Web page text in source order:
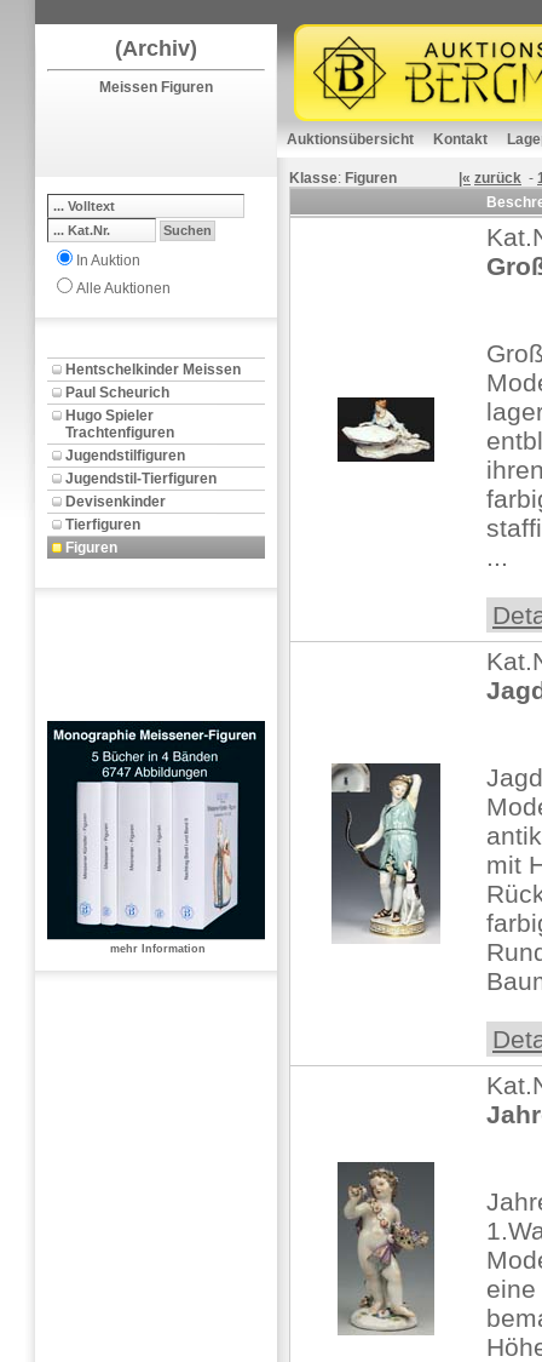
(Archiv)
Meissen Figuren
In Auktion
Alle Auktionen
Hentschelkinder Meissen
Paul Scheurich
Hugo Spieler
Trachtenfiguren
Jugendstilfiguren
Jugendstil-Tierfiguren
Devisenkinder
Tierfiguren
Figuren
mehr Information
Auktionsübersicht Kontakt
Klasse: Figuren |« zurück -
...
mit